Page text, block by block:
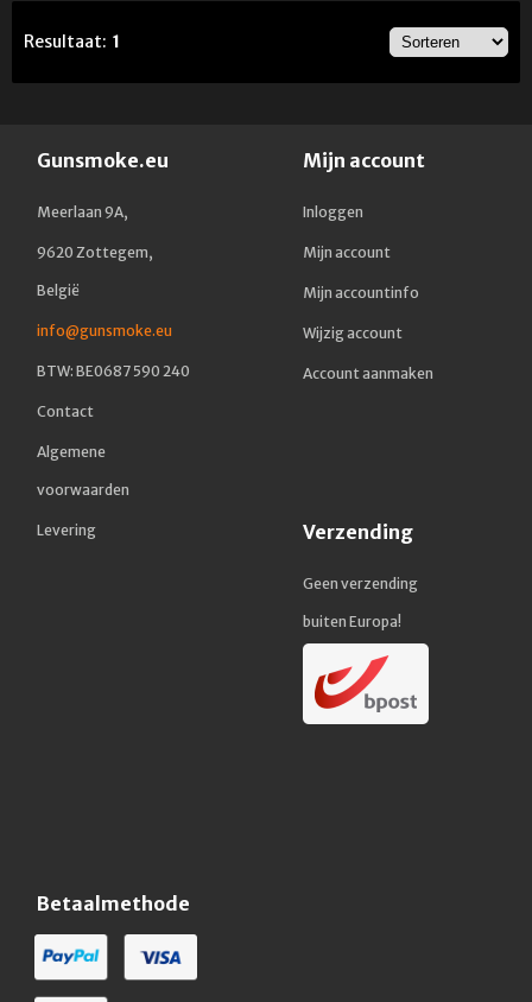
Resultaat: 1
Gunsmoke.eu
Meerlaan 9A,
9620 Zottegem,
België
info@gunsmoke.eu
BTW: BE0687 590 240
Contact
Algemene
voorwaarden
Levering
Mijn account
Inloggen
Mijn account
Mijn accountinfo
Wijzig account
Account aanmaken
Verzending
Geen verzending
buiten Europa!
Betaalmethode